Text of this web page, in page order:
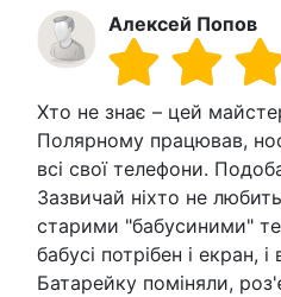
Алексей Попов
Хто не знає – цей
Полярному працював,
всі свої телефони.
Зазвичай ніхто не
старими "бабусиними"
бабусі потрібен і екран,
Батарейку поміняли,